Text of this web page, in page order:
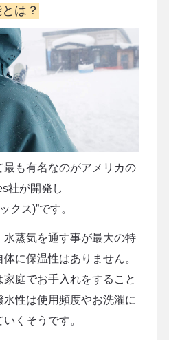
は？
最も有名なのがアメリカの
社が開発し
クス)”です。
蒸気を通す事が最大の特
に保温性はありません。
庭でお手入れをすること
性は使用頻度やお洗濯に
くそうです。